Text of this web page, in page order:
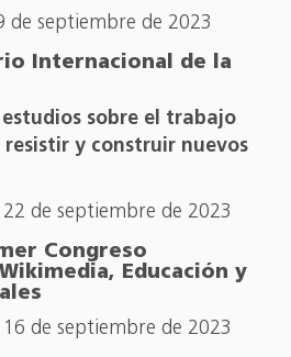
de septiembre de 2023
Internacional de la
estudios sobre el trabajo
y construir nuevos
de septiembre de 2023
Congreso
Educación y
de septiembre de 2023